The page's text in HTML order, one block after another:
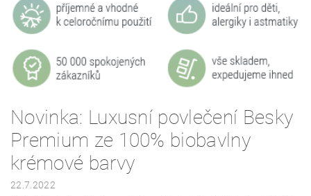
Novinka: Luxusní povlečení Besky
Premium ze 100% biobavlny
krémové barvy
22.7.2022